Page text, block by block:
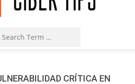
CRÍTICA EN